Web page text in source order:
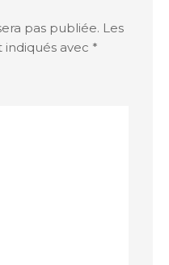
pas publiée. Les
avec *